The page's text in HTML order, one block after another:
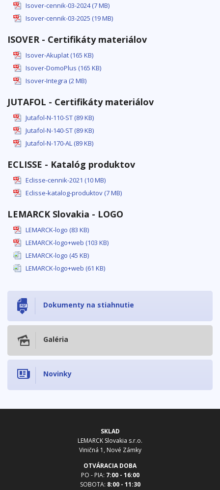
Isover-cennik-03-2024 (7 MB)
Isover-cennik-03-2025 (19 MB)
ISOVER - Certifikáty materiálov
Isover-Akuplat (165 KB)
Isover-DomoPlus (165 KB)
Isover-Integra (2 MB)
JUTAFOL - Certifikáty materiálov
Jutafol-N-110-ST (89 KB)
Jutafol-N-140-ST (89 KB)
Jutafol-N-170-AL (89 KB)
ECLISSE - Katalóg produktov
Eclisse-cennik-2021 (10 MB)
Eclisse-katalog-produktov (7 MB)
LEMARCK Slovakia - LOGO
LEMARCK-logo (83 KB)
LEMARCK-logo+web (103 KB)
LEMARCK-logo (45 KB)
LEMARCK-logo+web (61 KB)
Dokumenty na stiahnutie
Galéria
Novinky
SKLAD
LEMARCK Slovakia s.r.o.
Viničná 1, Nové Zámky
OTVÁRACIA DOBA
PO - PIA: 7:00 - 16:00
SOBOTA: 8:00 - 11:30